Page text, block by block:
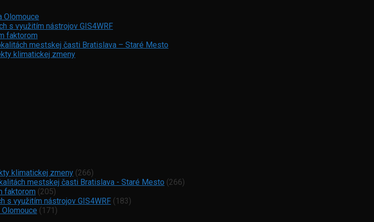
Olomouce
s využitím nástrojov GIS4WRF
faktorom
mestskej časti Bratislava – Staré Mesto
klimatickej zmeny
klimatickej zmeny (266)
mestskej časti Bratislava - Staré Mesto (266)
faktorom (205)
s využitím nástrojov GIS4WRF (183)
(171)